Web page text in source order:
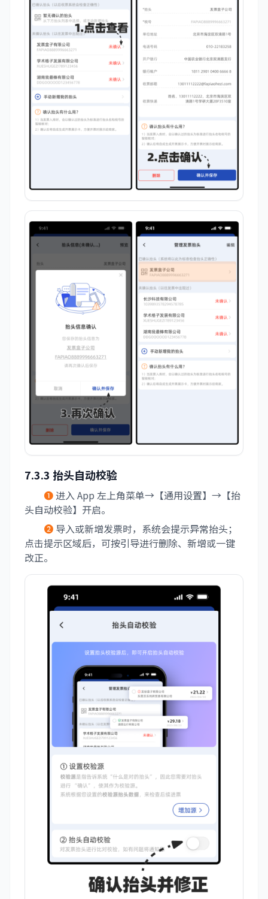
7.3.3 抬头自动校验
❶进入 App 左上角菜单→【通用设置】→【抬
头自动校验】开启。
❷ 导入或新增发票时，系统会提示异常抬头；
点击提示区域后，可按引导进行删除、新增或一键
改正。